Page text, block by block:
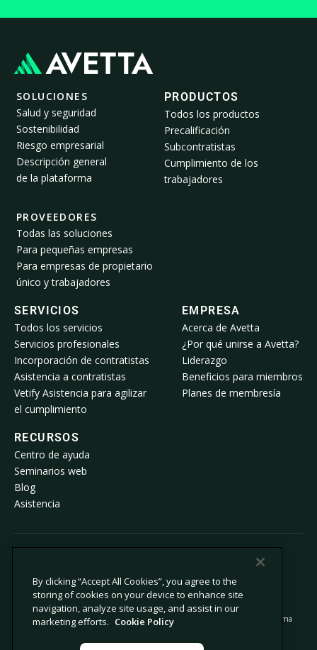
SOLUCIONES
Salud y seguridad
Sostenibilidad
Riesgo empresarial
Descripción general
de la plataforma
PROVEEDORES
Todas las soluciones
Para pequeñas empresas
Para empresas de propietario
único y trabajadores
PRODUCTOS
Todos los productos
Precalificación
Subcontratistas
Cumplimiento de los
trabajadores
SERVICIOS
Todos los servicios
Servicios profesionales
Incorporación de contratistas
Asistencia a contratistas
Vetify Asistencia para agilizar
el cumplimiento
EMPRESA
Acerca de Avetta
¿Por qué unirse a Avetta?
Liderazgo
Beneficios para miembros
Planes de membresía
RECURSOS
Centro de ayuda
Seminarios web
Blog
Asistencia
Política de privacidad
Política de cookies
Aviso sobre la recopilación de datos
Declaración sobre la esclavitud moderna
Información legal
By clicking “Accept All Cookies”, you agree to the
storing of cookies on your device to enhance site
navigation, analyze site usage, and assist in our
marketing efforts. Cookie Policy